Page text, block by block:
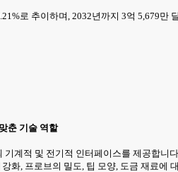
로 추이하며, 2032년까지 3억 5,679만
춘 기술 역할
계적 및 전기적 인터페이스를 제공합니
, 프로브의 밀도, 팁 모양, 도금 재료에